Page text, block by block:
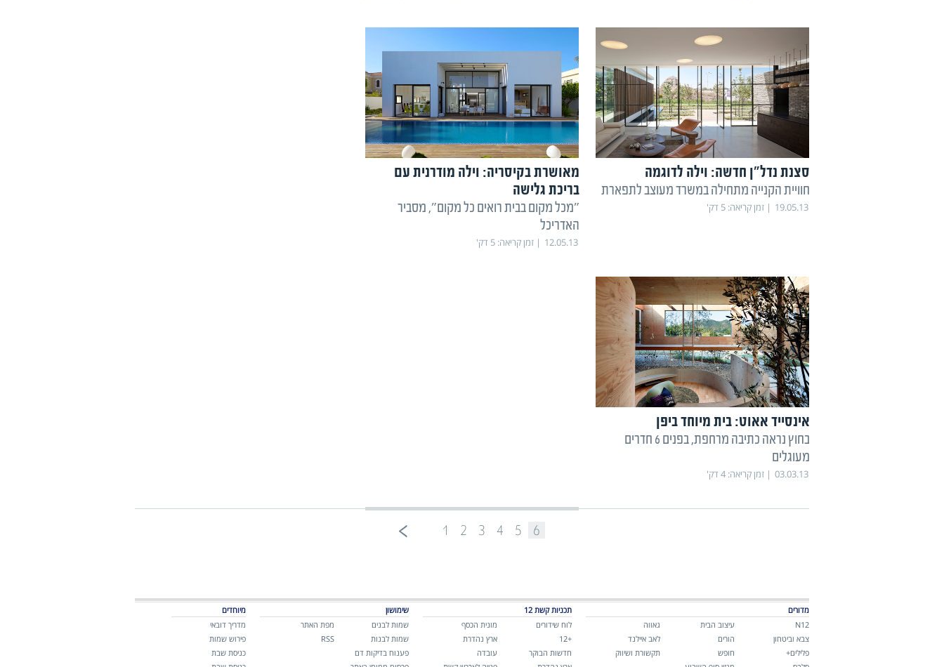
סצנת נדל"ן חדשה: וילה לדוגמה
חוויית הקנייה מתחילה במשרד מעוצב לתפארת
19.05.13 זמן קריאה:5 דק'
מאושרת בקיסריה: וילה מודרנית עם
בריכת גלישה
"מכל מקום בבית רואים כל מקום", מסביר
האדריכל
12.05.13 זמן קריאה:5 דק'
אינסייד אאוט: בית מיוחד ביפן
בחוץ נראה כתיבה מרחפת, בפנים 6 חדרים
מעוגלים
03.03.13 זמן קריאה:4 דק'
1 2 3 4 5 6
מדורים
N12
צבא וביטחון
פלילים+
עיצוב הבית
הורים
חופש
גאווה
לאב איילנד
תקשורת ושיווק
תכניות קשת 12
לוח שידורים
+12
חדשות הבוקר
מונית הכסף
ארץ נהדרת
עובדה
שימושון
שמות לבנים
שמות לבנות
פענוח בדיקות דם
מפת האתר
RSS
מיוחדים
מדריך דובאי
פירוש שמות
כניסת שבת